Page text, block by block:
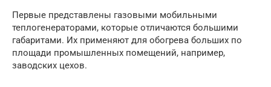
Первые представлены газовыми мобильными
теплогенераторами, которые отличаются большими
габаритами. Их применяют для обогрева больших по
площади промышленных помещений, например,
заводских цехов.